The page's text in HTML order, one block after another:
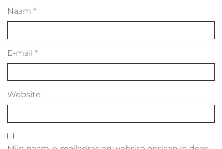
Naam *
E-mail *
Website